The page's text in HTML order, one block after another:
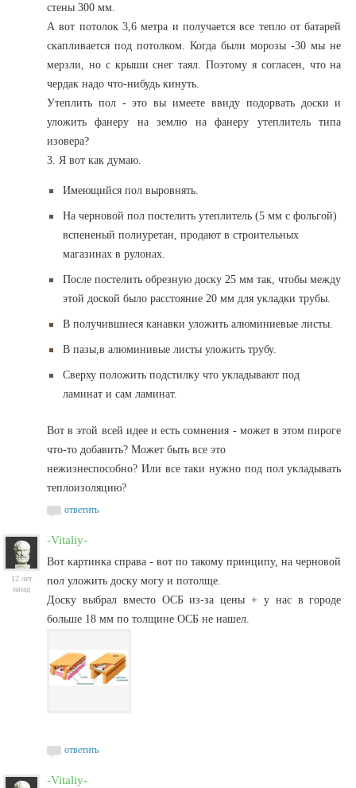
стены 300 мм.
А вот потолок 3,6 метра и получается все тепло от батарей
скапливается под потолком. Когда были морозы -30 мы не
мерзли, но с крыши снег таял. Поэтому я согласен, что на
чердак надо что-нибудь кинуть.
Утеплить пол - это вы имеете ввиду подорвать доски и
уложить фанеру на землю на фанеру утеплитель типа
изовера?
3. Я вот как думаю.
Имеющийся пол выровнять.
На черновой пол постелить утеплитель (5 мм с фольгой)
вспененый полиуретан, продают в строительных
магазинах в рулонах.
После постелить обрезную доску 25 мм так, чтобы между
этой доской было расстояние 20 мм для укладки трубы.
В получившиеся канавки уложить алюминиевые листы.
Впазы,в алюминивые листы уложить трубу.
Сверху положить подстилку что укладывают под
ламинат и сам ламинат.
Вот в этой всей идее и есть сомнения - может в этом пироге
что-то добавить? Может быть все это
нежизнеспособно? Или все таки нужно под пол укладывать
теплоизоляцию?
ответить
12 лет
назад
-Vitaliy-
Вот картинка справа - вот по такому принципу, на черновой
пол уложить доску могу и потолще.
Доску выбрал вместо ОСБ из-за цены + у нас в городе
больше 18 мм по толщине ОСБ не нашел.
ответить
-Vitaliy-